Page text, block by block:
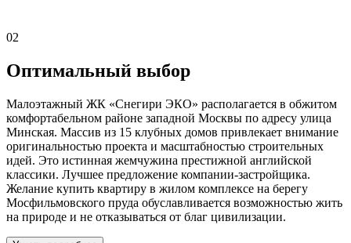
02
Оптимальный выбор
Малоэтажный ЖК «Снегири ЭКО» располагается в обжитом
комфортабельном районе западной Москвы по адресу улица
Минская. Массив из 15 клубных домов привлекает внимание
оригинальностью проекта и масштабностью строительных
идей. Это истинная жемчужина престижной английской
классики. Лучшее предложение компании-застройщика.
Желание купить квартиру в жилом комплексе на берегу
Мосфильмовского пруда обуславливается возможностью жить
на природе и не отказываться от благ цивилизации.